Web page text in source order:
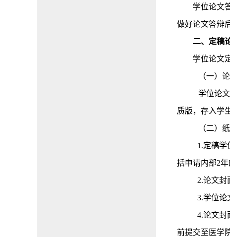
学位论文
做好论文答辩
二、定稿
学位论文
（一）
学位论
质版，存入学
（二）
1.定稿学
括申请内部2年
2.论文封
3.学位论
4.论文封
前提交至医学